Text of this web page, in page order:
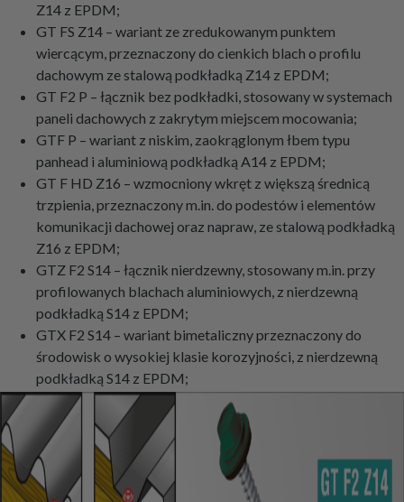
Z14 z EPDM;
GT FS Z14 – wariant ze zredukowanym punktem
wiercącym, przeznaczony do cienkich blach o profilu
dachowym ze stalową podkładką Z14 z EPDM;
GT F2 P – łącznik bez podkładki, stosowany w systemach
paneli dachowych z zakrytym miejscem mocowania;
GTF P – wariant z niskim, zaokrąglonym łbem typu
panhead i aluminiową podkładką A14 z EPDM;
GT F HD Z16 – wzmocniony wkręt z większą średnicą
trzpienia, przeznaczony m.in. do podestów i elementów
komunikacji dachowej oraz napraw, ze stalową podkładką
Z16 z EPDM;
GTZ F2 S14 – łącznik nierdzewny, stosowany m.in. przy
profilowanych blachach aluminiowych, z nierdzewną
podkładką S14 z EPDM;
GTX F2 S14 – wariant bimetaliczny przeznaczony do
środowisk o wysokiej klasie korozyjności, z nierdzewną
podkładką S14 z EPDM;